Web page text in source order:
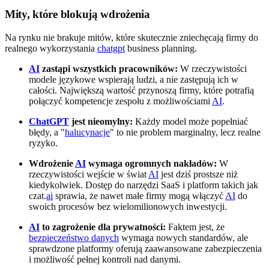
Mity, które blokują wdrożenia
Na rynku nie brakuje mitów, które skutecznie zniechęcają firmy do
realnego wykorzystania chatgpt business planning.
AI zastąpi wszystkich pracowników: W rzeczywistości
modele językowe wspierają ludzi, a nie zastępują ich w
całości. Największą wartość przynoszą firmy, które potrafią
połączyć kompetencje zespołu z możliwościami AI.
ChatGPT jest nieomylny: Każdy model może popełniać
błędy, a "halucynacje" to nie problem marginalny, lecz realne
ryzyko.
Wdrożenie AI wymaga ogromnych nakładów: W
rzeczywistości wejście w świat AI jest dziś prostsze niż
kiedykolwiek. Dostęp do narzędzi SaaS i platform takich jak
czat.ai sprawia, że nawet małe firmy mogą włączyć AI do
swoich procesów bez wielomilionowych inwestycji.
AI to zagrożenie dla prywatności: Faktem jest, że
bezpieczeństwo danych wymaga nowych standardów, ale
sprawdzone platformy oferują zaawansowane zabezpieczenia
i możliwość pełnej kontroli nad danymi.